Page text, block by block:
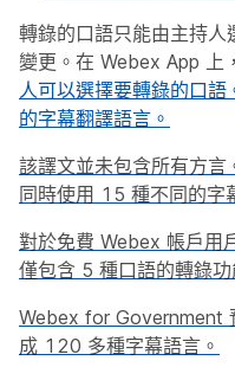
轉錄的口語只能由主持人
變更。在 Webex App 上
人可以選擇要轉錄的口
的字幕翻譯語言。
該譯文並未包含所有方
同時使用 15 種不同的字
對於免費 Webex 帳戶用
僅包含 5 種口語的轉錄功
Webex for Government
成 120 多種字幕語言。